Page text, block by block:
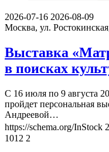
2026-07-16 2026-08-09
Москва, ул.
Выставка
в поисках
С 16 июля по 9 августа
пройдет персональная
Андреевой…
https://schema.org/InStock
1012 2